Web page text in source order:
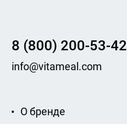
8 (800) 200-53-42
info@vitameal.com
О бренде